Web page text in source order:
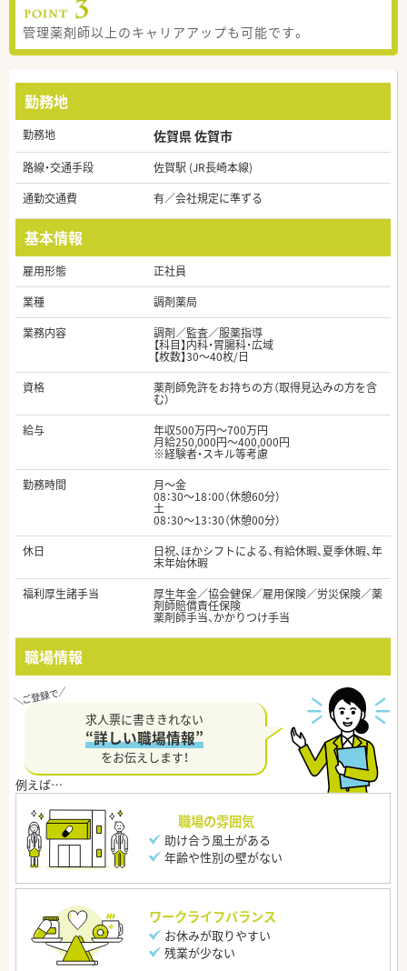
管理薬剤師以上のキャリアアップも可能です。
勤務地
勤務地 佐賀県 佐賀市
路線・交通手段
佐賀駅 (JR長崎本線)
通勤交通費
有／会社規定に準ずる
基本情報
雇用形態
正社員
業種
調剤薬局
業務内容
調剤／監査／服薬指導
【科目】内科・胃腸科・広域
【枚数】30～40枚/日
資格
薬剤師免許をお持ちの方（取得見込みの方を含
む）
給与
年収500万円～700万円
月給250,000円～400,000円
※経験者・スキル等考慮
勤務時間
月～金
08：30～18：00（休憩60分）
土
08：30～13：30（休憩00分）
休日
日祝、ほかシフトによる、有給休暇、夏季休暇、年
末年始休暇
福利厚生諸手当
厚生年金／協会健保／雇用保険／労災保険／薬
剤師賠償責任保険
薬剤師手当、かかりつけ手当
職場情報
求人票に書ききれない
“詳しい職場情報”
をお伝えします！
職場の雰囲気
助け合う風土がある
年齢や性別の壁がない
ワークライフバランス
お休みが取りやすい
残業が少ない